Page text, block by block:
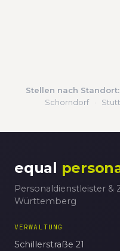
Stellen nach Standort:
Schorndorf
·
equal
Personaldienstleister &
Württemberg
VERWALTUNG
Schillerstraße 21